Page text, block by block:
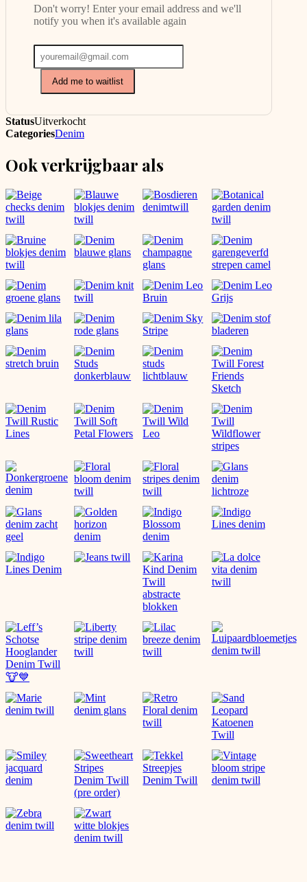
Don't worry! Enter your email address and we'll
notify you when it's available again
Add me to waitlist
StatusUitverkocht
CategoriesDenim
Ook verkrijgbaar als